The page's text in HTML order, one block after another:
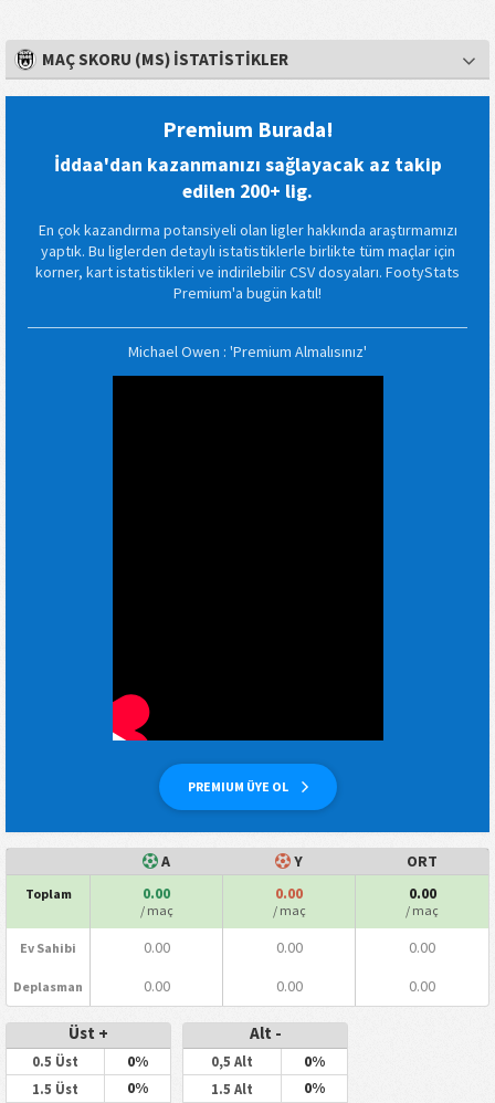
MAÇ SKORU (MS) İSTATISTIKLER
Premium Burada!
İddaa'dan kazanmanızı sağlayacak az takip
edilen 200+ lig.
En çok kazandırma potansiyeli olan ligler hakkında araştırmamızı
yaptık. Bu liglerden detaylı istatistiklerle birlikte tüm maçlar için
korner, kart istatistikleri ve indirilebilir CSV dosyaları. FootyStats
Premium'a bugün katıl!
PREMIUM ÜYE OL
Michael Owen : 'Premium Almalısınız'
A Y ORT
Toplam 0.00
/ maç
0.00
/ maç
0.00
/ maç
Ev Sahibi 0.00 0.00 0.00
Deplasman 0.00 0.00 0.00
Üst +
0.5 Üst 0%
1.5 Üst 0%
Alt -
0,5 Alt 0%
1.5 Alt 0%